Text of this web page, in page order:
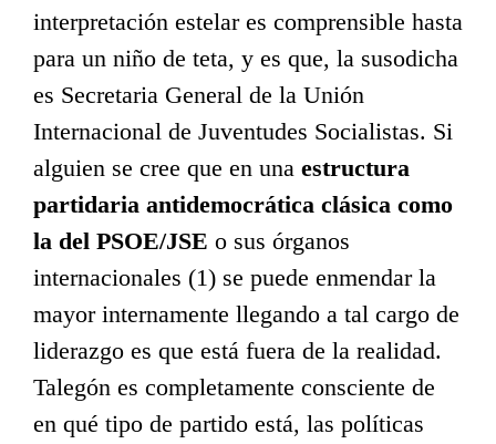
interpretación estelar es comprensible hasta
para un niño de teta, y es que, la susodicha
es Secretaria General de la Unión
Internacional de Juventudes Socialistas. Si
alguien se cree que en una estructura
partidaria antidemocrática clásica como
la del PSOE/JSE o sus órganos
internacionales (1) se puede enmendar la
mayor internamente llegando a tal cargo de
liderazgo es que está fuera de la realidad.
Talegón es completamente consciente de
en qué tipo de partido está, las políticas